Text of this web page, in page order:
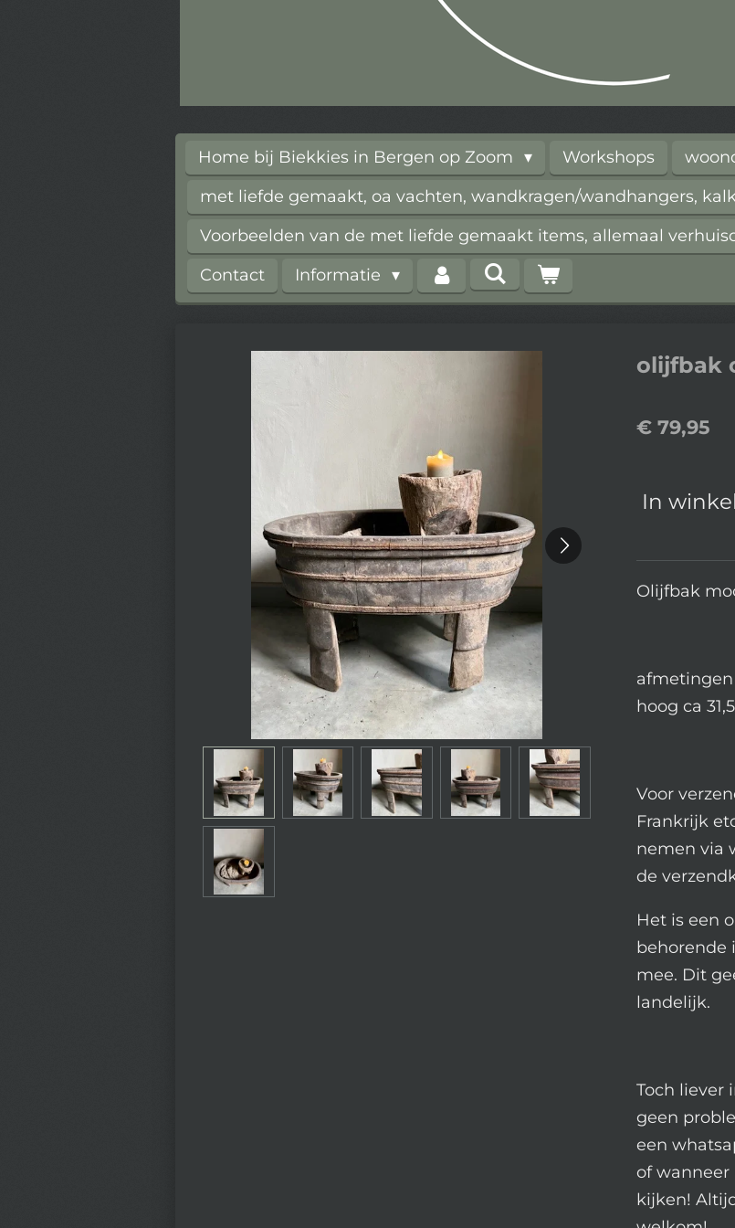
Home bij Biekkies in Bergen op Zoom Workshops
met liefde gemaakt, oa vachten, wandkragen/wandhangers,
Voorbeelden van de met liefde gemaakt items, allemaal
Contact
Informatie
olijfbak
€ 79,95
In
Olijfbak
afmetingen
hoog ca
Voor
Frankrijk
nemen via
de
Het is een
behorende
mee. Dit
landelijk.
Toch liever
geen
een
of
kijken!